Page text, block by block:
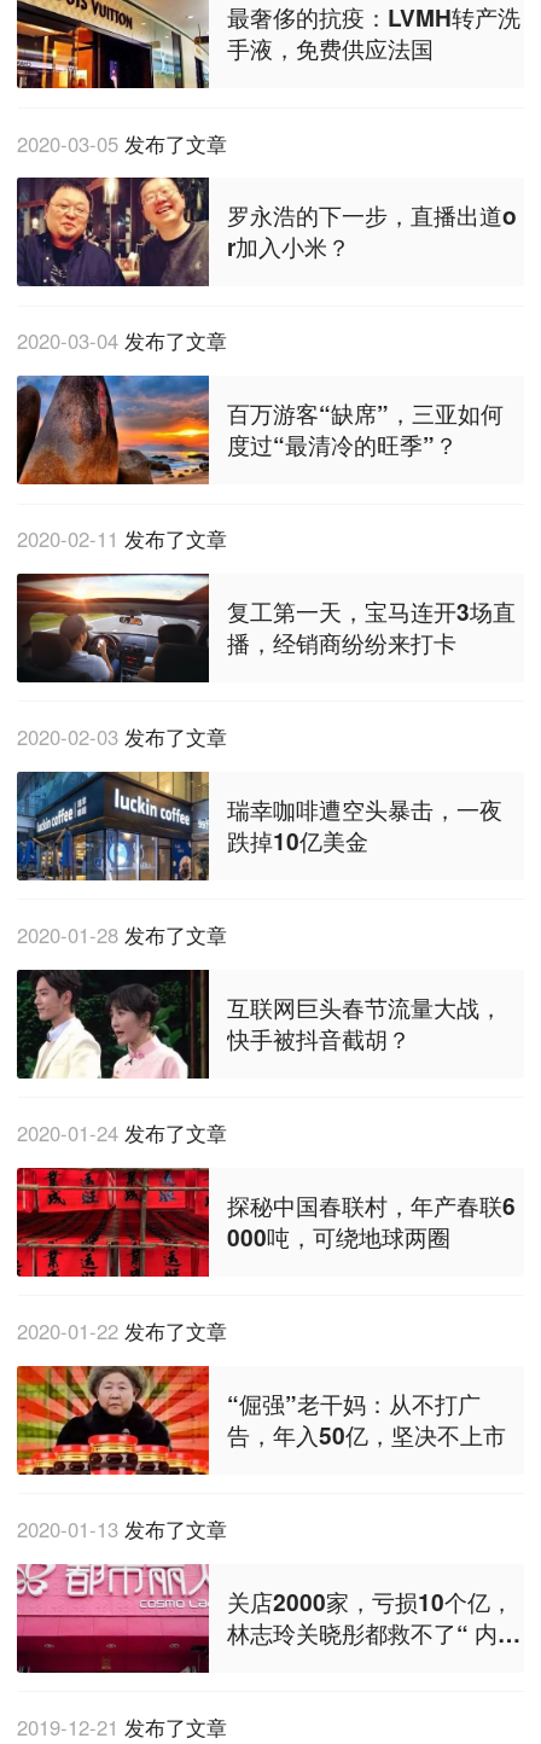
最奢侈的抗疫：LVMH转产洗
手液，免费供应法国
2020-03-05 发布了文章
罗永浩的下一步，直播出道o
r加入小米？
2020-03-04 发布了文章
百万游客“缺席”，三亚如何
度过“最清冷的旺季”？
2020-02-11 发布了文章
复工第一天，宝马连开3场直
播，经销商纷纷来打卡
2020-02-03 发布了文章
瑞幸咖啡遭空头暴击，一夜
跌掉10亿美金
2020-01-28 发布了文章
互联网巨头春节流量大战，
快手被抖音截胡？
2020-01-24 发布了文章
探秘中国春联村，年产春联6
000吨，可绕地球两圈
2020-01-22 发布了文章
“倔强”老干妈：从不打广
告，年入50亿，坚决不上市
2020-01-13 发布了文章
关店2000家，亏损10个亿，
林志玲关晓彤都救不了“ 内衣
2019-12-21 发布了文章